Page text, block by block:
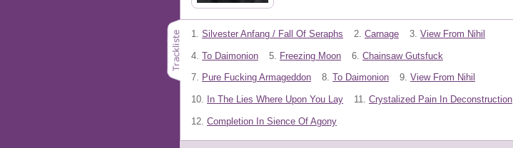
1. Silvester Anfang / Fall Of Seraphs 2. Carnage 3. View From Nihil
4. To Daimonion 5. Freezing Moon 6. Chainsaw Gutsfuck
7. Pure Fucking Armageddon 8. To Daimonion 9. View From Nihil
10. In The Lies Where Upon You Lay 11. Crystalized Pain In Deconstruction
12. Completion In Sience Of Agony